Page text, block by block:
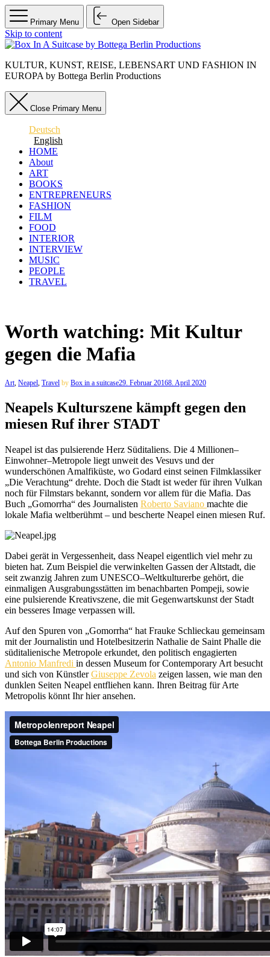
Primary Menu Open Sidebar
Skip to content
KULTUR, KUNST, REISE, LEBENSART UND FASHION IN
EUROPA by Bottega Berlin Productions
Close Primary Menu
Deutsch
English
HOME
About
ART
BOOKS
ENTREPRENEURS
FASHION
FILM
FOOD
INTERIOR
INTERVIEW
MUSIC
PEOPLE
TRAVEL
Worth watching: Mit Kultur
gegen die Mafia
Art, Neapel, Travel by Box in a suitcase29. Februar 20168. April 2020
Neapels Kulturszene kämpft gegen den
miesen Ruf ihrer STADT
Neapel ist das pulsierende Herz Süditaliens. Die 4 Millionen–
Einwohner–Metropole liegt unweit des Vesuvs und der
wunderschönen Amalfiküste, wo Godard einst seinen Filmklassiker
„Die Verachtung“ drehte. Doch die Stadt ist weder für ihren Vulkan
noch für Filmstars bekannt, sondern vor allem für die Mafia. Das
Buch „Gomorrha“ des Journalisten Roberto Saviano machte die
lokale Mafia weltberühmt – und bescherte Neapel einen miesen Ruf.
Dabei gerät in Vergessenheit, dass Neapel eigentlich viel mehr zu
bieten hat. Zum Beispiel die verwinkelten Gassen der Altstadt, die
seit zwanzig Jahren zum UNESCO–Weltkulturerbe gehört, die
einmaligen Ausgrabungsstätten im benachbarten Pompeji, sowie
eine pulsierende Kreativszene, die mit Gegenwartskunst der Stadt
ein besseres Image verpassen will.
Auf den Spuren von „Gomorrha“ hat Frauke Schlieckau gemeinsam
mit der Journalistin und Hotelbesitzerin Nathalie de Saint Phalle die
süditalienische Metropole erkundet, den politisch engagierten
Antonio Manfredi in dessen Museum for Contemporary Art besucht
und sich von KünstlerGiuseppe Zevola zeigen lassen, wie man den
dunklen Seiten Neapel entfliehen kann. Ihren Beitrag für Arte
Metropolis könnt Ihr hier ansehen.